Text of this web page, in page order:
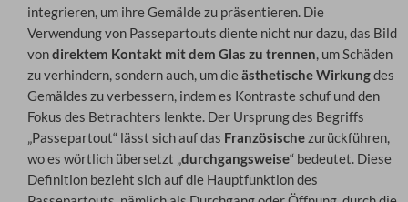
integrieren, um ihre Gemälde zu präsentieren. Die
Verwendung von Passepartouts diente nicht nur dazu, das Bild
vondirektem Kontakt mit dem Glas zu trennen, um Schäden
zu verhindern, sondern auch, um dieästhetische Wirkungdes
Gemäldes zu verbessern, indem es Kontraste schuf und den
Fokus des Betrachters lenkte. Der Ursprung des Begriffs
„Passepartout“ lässt sich auf das Französischezurückführen,
wo es wörtlich übersetzt „durchgangsweise“ bedeutet. Diese
Definition bezieht sich auf die Hauptfunktion des